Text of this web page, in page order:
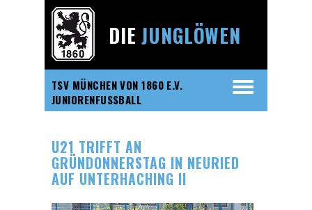
TSV MÜNCHEN VON 1860 E.V.
JUNIORENFUSSBALL
DIEJUNGLÖWEN
U21 TRIFFT AN
GRÜNDONNERSTAG IN NEURIED
AUF UNTERHACHING II